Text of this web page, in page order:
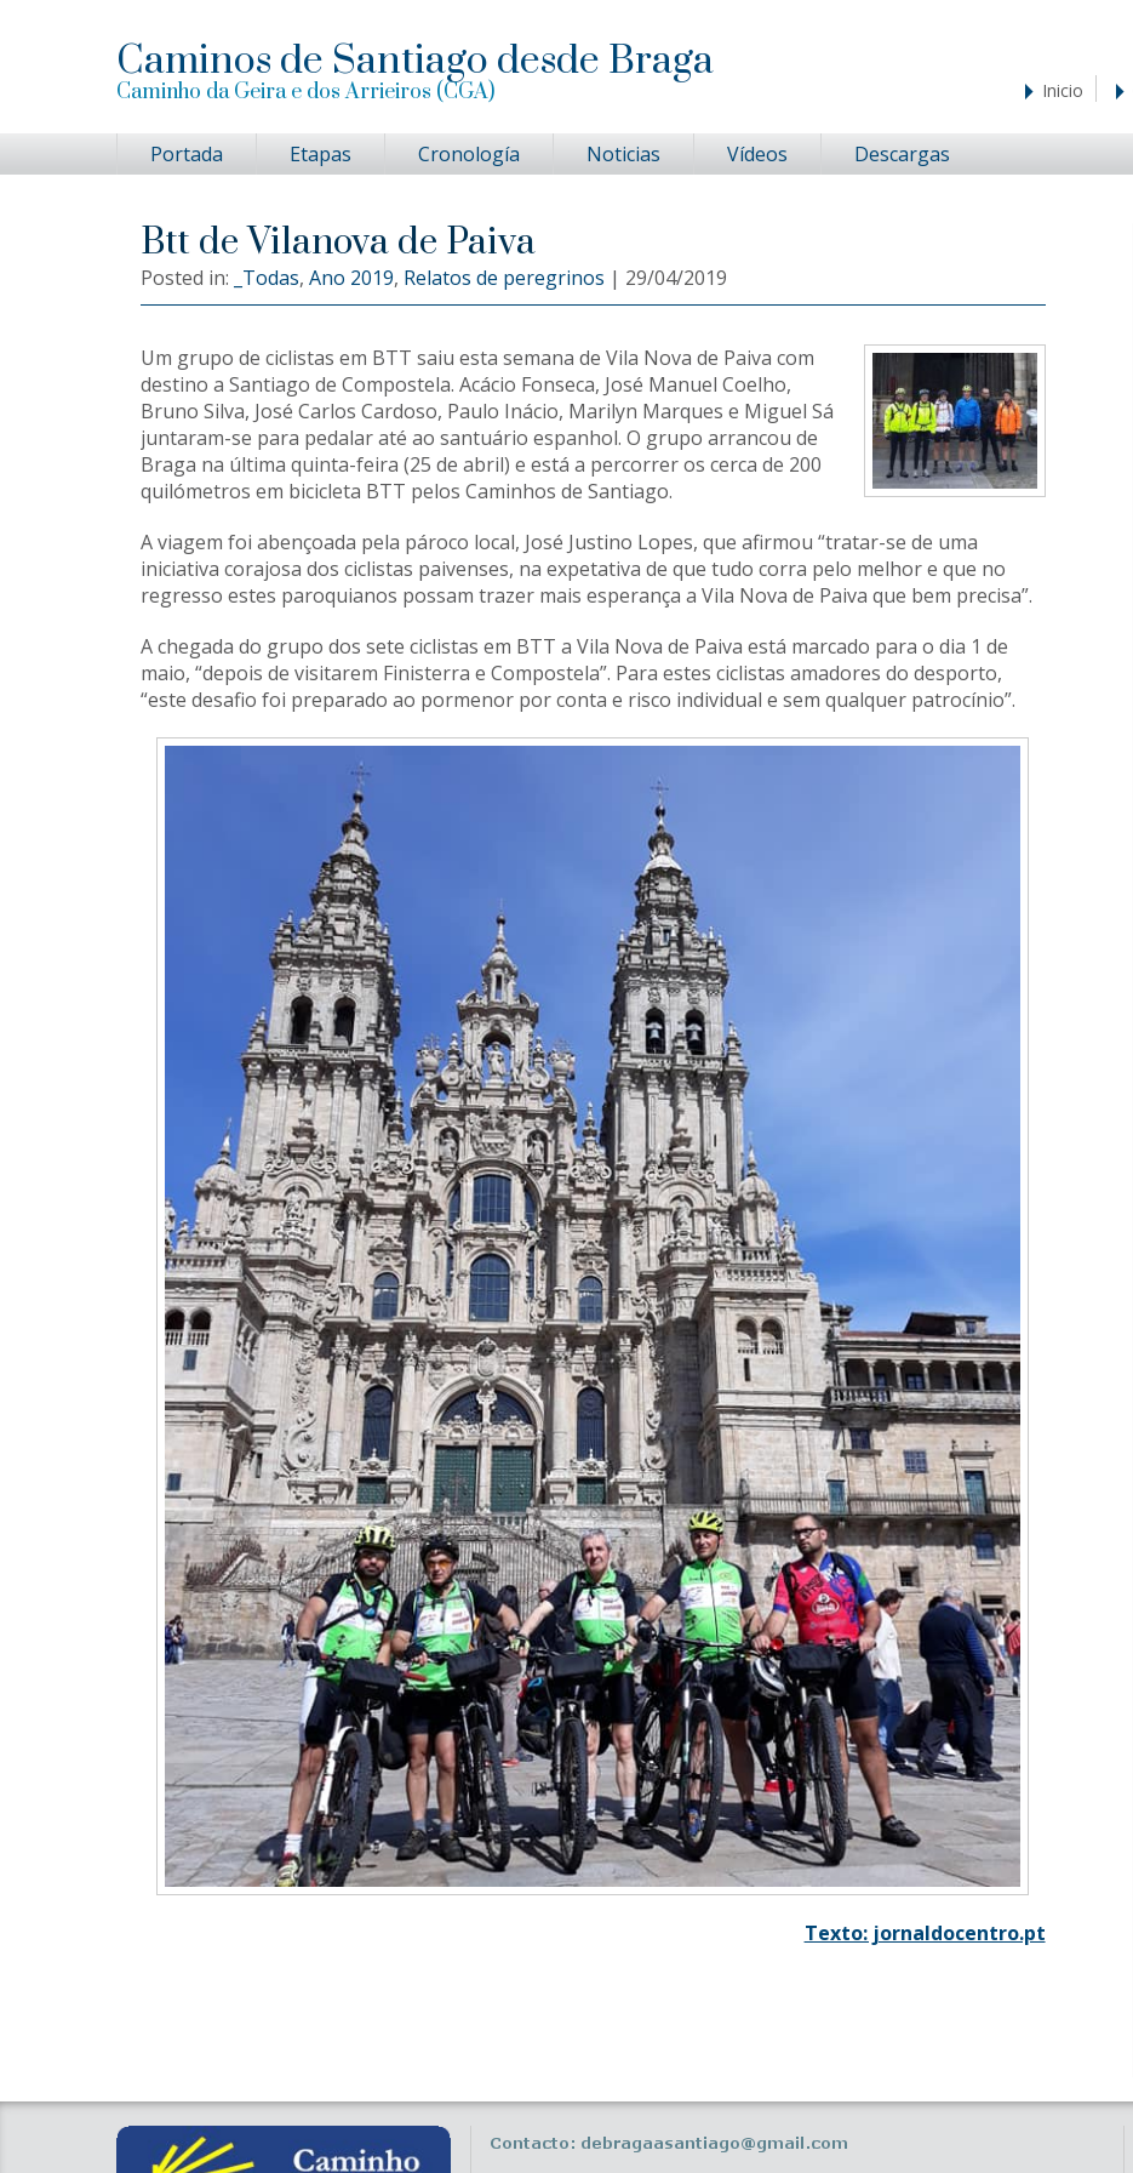
navegación
contenido
principal
principal
Caminos de Santiago desde Braga
Caminho da Geira e dos Arrieiros (CGA) Inicio
Portada Etapas Cronología Noticias Vídeos Descargas
Btt de Vilanova de Paiva
Posted in: _Todas, Ano 2019, Relatos de peregrinos | 29/04/2019
Um grupo de ciclistas em BTT saiu esta semana de Vila Nova de Paiva com
destino a Santiago de Compostela. Acácio Fonseca, José Manuel Coelho,
Bruno Silva, José Carlos Cardoso, Paulo Inácio, Marilyn Marques e Miguel Sá
juntaram-se para pedalar até ao santuário espanhol. O grupo arrancou de
Braga na última quinta-feira (25 de abril) e está a percorrer os cerca de 200
quilómetros em bicicleta BTT pelos Caminhos de Santiago.
A viagem foi abençoada pela pároco local, José Justino Lopes, que afirmou “tratar-se de uma
iniciativa corajosa dos ciclistas paivenses, na expetativa de que tudo corra pelo melhor e que no
regresso estes paroquianos possam trazer mais esperança a Vila Nova de Paiva que bem precisa”.
A chegada do grupo dos sete ciclistas em BTT a Vila Nova de Paiva está marcado para o dia 1 de
maio, “depois de visitarem Finisterra e Compostela”. Para estes ciclistas amadores do desporto,
“este desafio foi preparado ao pormenor por conta e risco individual e sem qualquer patrocínio”.
Texto: jornaldocentro.pt